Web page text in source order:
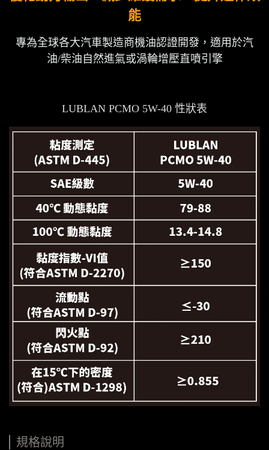
能
專為全球各大汽車製造商機油認證開發，適用於汽
油/柴油自然進氣或渦輪增壓直噴引擎
LUBLAN PCMO 5W-40 性狀表
規格說明